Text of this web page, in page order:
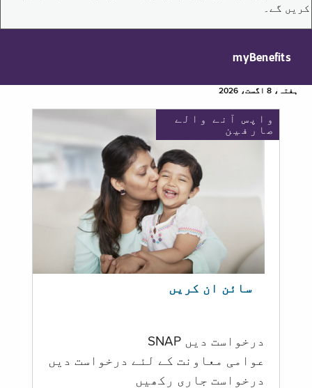
کریں گے۔
myBenefits
ہفتہ، 8 اگست، 2026
واپس آنے والے
صارفین
سائن ان کریں
درخواست دیں SNAP
عوامی معاونت کے لئے درخواست دیں
درخواست جاری رکھیں